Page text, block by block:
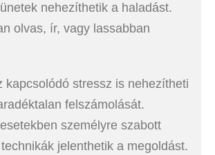
nehezíthetik a haladást.
olvas, ír, vagy lassabban
kapcsolódó stressz is nehezítheti
felszámolását.
személyre szabott
jelenthetik a megoldást.